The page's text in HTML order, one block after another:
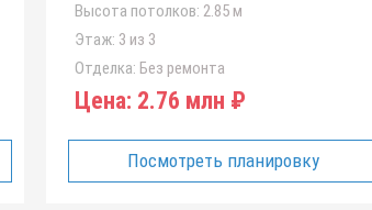
Высота потолков: 2.85 м
Этаж: 3 из 3
Отделка: Без ремонта
Цена: 2.76 млн ₽
Посмотреть планировку